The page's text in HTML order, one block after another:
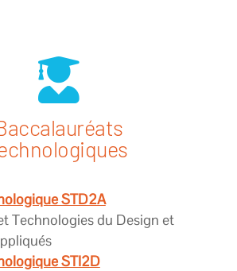

STD2A
Technologies du Design et
STI2D